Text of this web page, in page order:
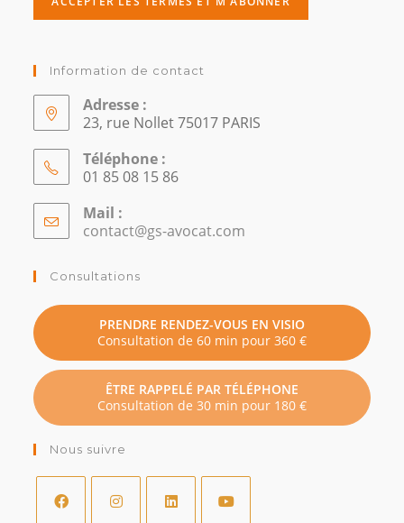
Information de contact
Adresse :
23, rue Nollet 75017 PARIS
Téléphone :
01 85 08 15 86
Mail :
contact@gs-avocat.com
Consultations
PRENDRE RENDEZ-VOUS EN VISIO
Consultation de 60 min pour 360 €
ÊTRE RAPPELÉ PAR TÉLÉPHONE
Consultation de 30 min pour 180 €
Nous suivre